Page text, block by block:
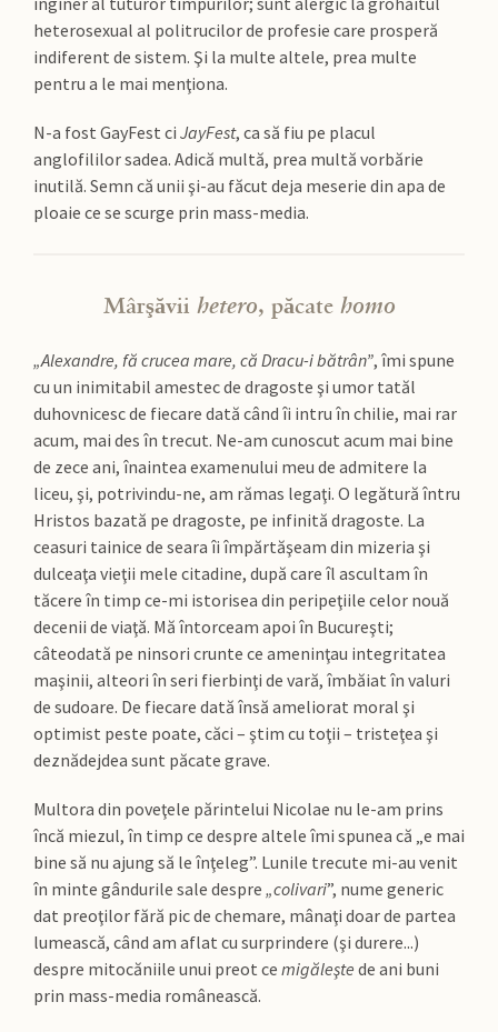
heterosexual al politrucilor de profesie care prosperă
indiferent de sistem. Şi la multe altele, prea multe
pentru a le mai menţiona.
N-a fost GayFest ci JayFest, ca să fiu pe placul
anglofililor sadea. Adică multă, prea multă vorbărie
inutilă. Semn că unii şi-au făcut deja meserie din apa de
ploaie ce se scurge prin mass-media.
Mârşăvii hetero, păcate homo
„Alexandre, fă crucea mare, că Dracu-i bătrân”, îmi spune
cu un inimitabil amestec de dragoste şi umor tatăl
duhovnicesc de fiecare dată când îi intru în chilie, mai rar
acum, mai des în trecut. Ne-am cunoscut acum mai bine
de zece ani, înaintea examenului meu de admitere la
liceu, şi, potrivindu-ne, am rămas legaţi. O legătură întru
Hristos bazată pe dragoste, pe infinită dragoste. La
ceasuri tainice de seara îi împărtăşeam din mizeria şi
dulceaţa vieţii mele citadine, după care îl ascultam în
tăcere în timp ce-mi istorisea din peripeţiile celor nouă
decenii de viaţă. Mă întorceam apoi în Bucureşti;
câteodată pe ninsori crunte ce ameninţau integritatea
maşinii, alteori în seri fierbinţi de vară, îmbăiat în valuri
de sudoare. De fiecare dată însă ameliorat moral şi
optimist peste poate, căci – ştim cu toţii – tristeţea şi
deznădejdea sunt păcate grave.
Multora din poveţele părintelui Nicolae nu le-am prins
încă miezul, în timp ce despre altele îmi spunea că „e mai
bine să nu ajung să le înţeleg”. Lunile trecute mi-au venit
în minte gândurile sale despre „colivari”, nume generic
dat preoţilor fără pic de chemare, mânaţi doar de partea
lumească, când am aflat cu surprindere (şi durere...)
despre mitocăniile unui preot ce migăleşte de ani buni
prin mass-media românească.